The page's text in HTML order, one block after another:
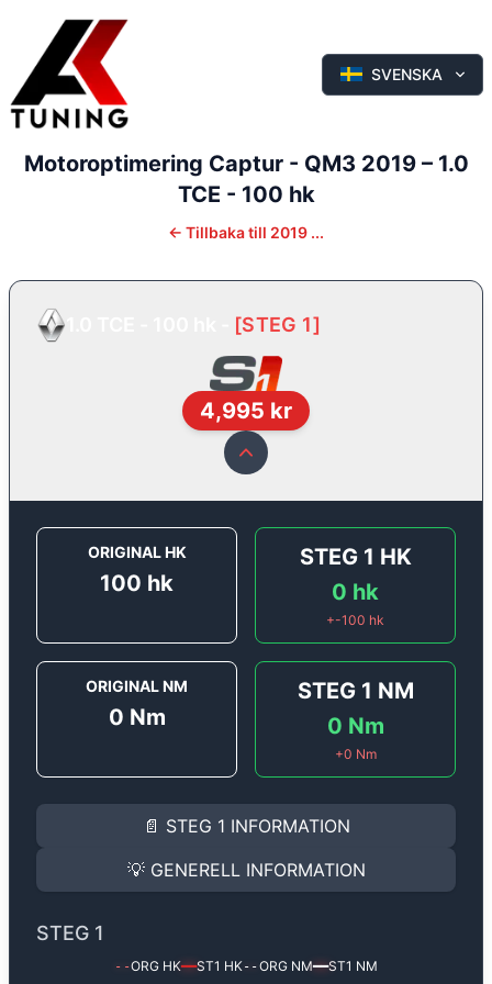
SVENSKA
Motoroptimering Captur - QM3 2019– 1.0
TCE - 100 hk
← Tillbaka till 2019 ...
[STEG 1]
4,995 kr
ORIGINAL HK
100 hk
STEG 1 HK
0 hk
+-100 hk
ORIGINAL NM
0 Nm
STEG 1 NM
0 Nm
+0 Nm
📄 STEG 1 INFORMATION
INFORMATION
Steg 1
Renault Captur / QM3
Effekten ökar från100 hktill0 hkoch vridmomentet
(+? hk & +? Nm).
Ger mer effekt, högre vridmoment, lägre
Steg 1 mjukvara justerar vi ett antal
💡 GENERELL INFORMATION
✅ All mjukvara är skräddarsydd för din bil
✅ Felsökning inann samt efter optimering
STEG 1
--ORG HK━━ST1 HK--ORG NM━━ST1 NM